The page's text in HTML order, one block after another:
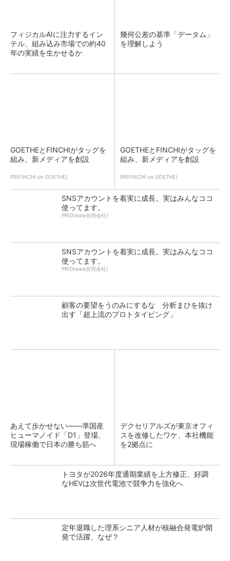
フィジカルAIに注力するイン
テル、組み込み市場での約40
年の実績を生かせるか
幾何公差の基準「データム」
を理解しよう
GOETHEとFINCHIがタッグを
組み、新メディアを創設
PR(FINCHI on GOETHE)
GOETHEとFINCHIがタッグを
組み、新メディアを創設
PR(FINCHI on GOETHE)
SNSアカウントを着実に成長。実はみんなココ
使ってます。
PR(Dreaw合同会社)
SNSアカウントを着実に成長。実はみんなココ
使ってます。
PR(Dreaw合同会社)
顧客の要望をうのみにするな 分析まひを抜け
出す「超上流のプロトタイピング」
あえて歩かせない――準国産
ヒューマノイド「D1」登場、
現場稼働で日本の勝ち筋へ
デクセリアルズが東京オフィ
スを改修したワケ、本社機能
を2拠点に
トヨタが2026年度通期業績を上方修正、好調
なHEVは次世代電池で競争力を強化へ
定年退職した理系シニア人材が核融合発電炉開
発で活躍、なぜ？